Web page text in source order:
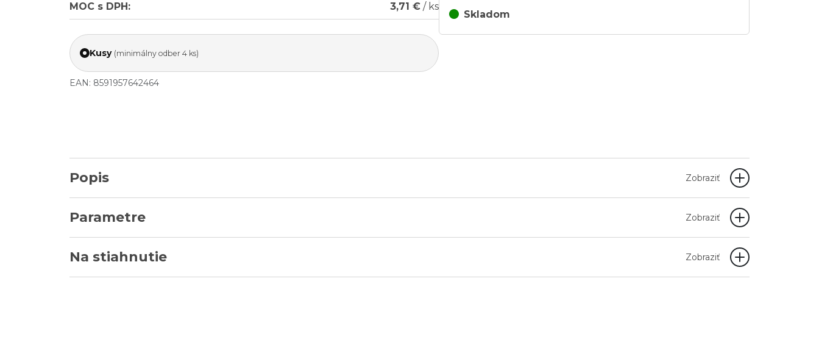
MOC s DPH: 3,71 € / ks
Kusy (minimálny odber 4 ks)
EAN: 8591957642464
Skladom
Popis Zobraziť
Parametre Zobraziť
Na stiahnutie Zobraziť